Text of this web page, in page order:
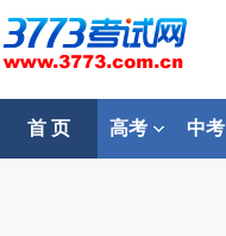
首 页 高考 中考